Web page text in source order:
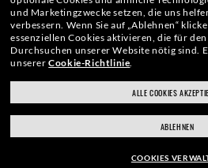
ray-ban.com/germany
Anderes Geschäft wählen
NUTZUNGSBEDINGUNGEN
Die auf dieser Website veröffentlichten Fotos
Veranschaulichung. Keine
beschriebenen Produkte kann aus
unter US-Patent Nr. 6.624.843 lizenziert
Weitere Webseiten
und Marketingzwecke setzen, die uns
verbessern. Wenn Sie auf „Ablehnen“
essenziellen Cookies aktivieren, die für
Durchsuchen unserer Website nötig sind.
unsererCookie-Richtlinie.
ALLE COOKIES
ABLEHNEN
COOKIES